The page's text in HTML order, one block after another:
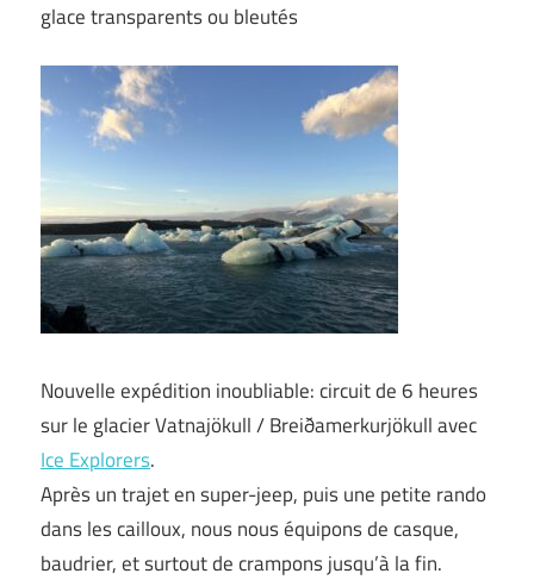
glace transparents ou bleutés
Nouvelle expédition inoubliable: circuit de 6 heures
sur le glacier Vatnajökull / Breiðamerkurjökull avec
Ice Explorers.
Après un trajet en super-jeep, puis une petite rando
dans les cailloux, nous nous équipons de casque,
baudrier, et surtout de crampons jusqu’à la fin.